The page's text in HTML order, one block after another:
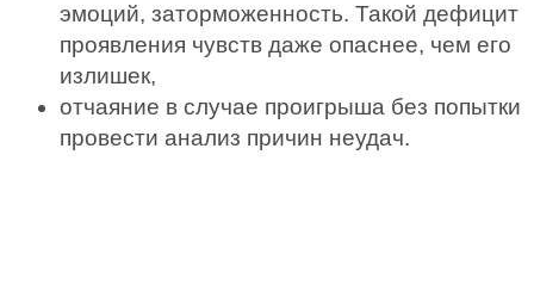
эмоций, заторможенность. Такой дефицит
проявления чувств даже опаснее, чем его
излишек,
отчаяние в случае проигрыша без попытки
провести анализ причин неудач.